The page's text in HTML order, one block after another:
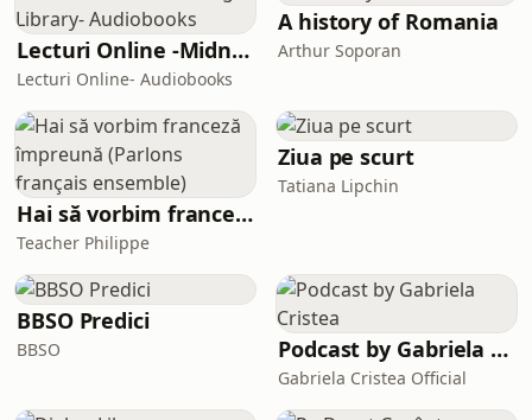
Lecturi Online -Midnight Library- Audiobooks
Lecturi Online- Audiobooks
A history of Romania
Arthur Soporan
Hai să vorbim franceză împreună (Parlons français ensemble)
Teacher Philippe
Ziua pe scurt
Tatiana Lipchin
BBSO Predici
BBSO Podcast by Gabriela Cristea
Gabriela Cristea Official